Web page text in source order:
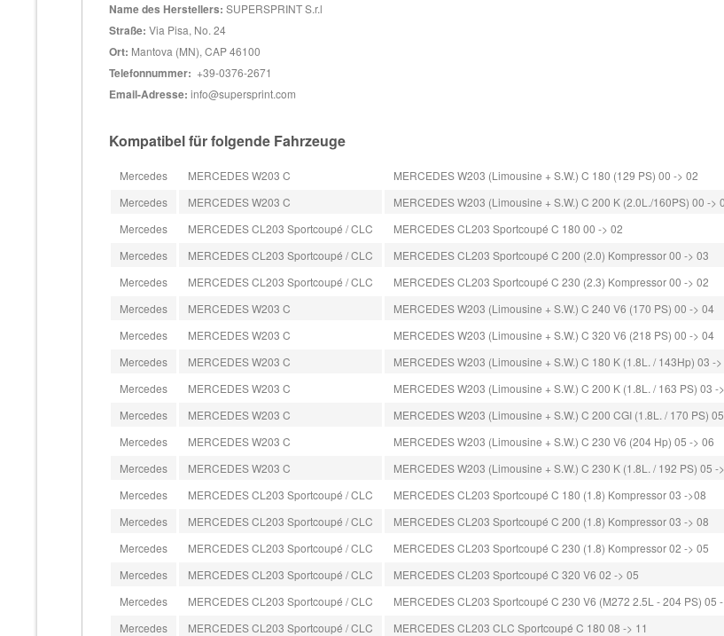
Name des Herstellers: SUPERSPRINT S.r.l
Straße: Via Pisa, No. 24
Ort: Mantova (MN), CAP 46100
Telefonnummer: +39-0376-2671
Email-Adresse: info@supersprint.com
Kompatibel für folgende Fahrzeuge
Mercedes MERCEDES W203 C
MERCEDES W203 (Limousine + S.W.) C 180 (129 PS) 00 -> 02
Mercedes
MERCEDES W203 C
MERCEDES W203 (Limousine + S.W.) C 200 K (2.0L./160PS) 00 ->
Mercedes
MERCEDES CL203 Sportcoupé / CLC
MERCEDES CL203 Sportcoupé C 180 00 -> 02
Mercedes
MERCEDES CL203 Sportcoupé / CLC
MERCEDES CL203 Sportcoupé C 200 (2.0) Kompressor 00 -> 03
Mercedes
MERCEDES CL203 Sportcoupé / CLC
MERCEDES CL203 Sportcoupé C 230 (2.3) Kompressor 00 -> 02
Mercedes
MERCEDES W203 C
MERCEDES W203 (Limousine + S.W.) C 240 V6 (170 PS) 00 -> 04
Mercedes
MERCEDES W203 C
MERCEDES W203 (Limousine + S.W.) C 320 V6 (218 PS) 00 -> 04
Mercedes
MERCEDES W203 C
MERCEDES W203 (Limousine + S.W.) C 180 K (1.8L. / 143Hp) 03 ->
Mercedes
MERCEDES W203 C
MERCEDES W203 (Limousine + S.W.) C 200 K (1.8L. / 163 PS) 03 ->
Mercedes
MERCEDES W203 C
MERCEDES W203 (Limousine + S.W.) C 200 CGI (1.8L. / 170 PS)
Mercedes
MERCEDES W203 C
MERCEDES W203 (Limousine + S.W.) C 230 V6 (204 Hp) 05 -> 06
Mercedes
MERCEDES W203 C
MERCEDES W203 (Limousine + S.W.) C 230 K (1.8L. / 192 PS) 05 -
Mercedes
MERCEDES CL203 Sportcoupé / CLC
MERCEDES CL203 Sportcoupé C 180 (1.8) Kompressor 03 ->08
Mercedes
MERCEDES CL203 Sportcoupé / CLC
MERCEDES CL203 Sportcoupé C 200 (1.8) Kompressor 03 -> 08
Mercedes
MERCEDES CL203 Sportcoupé / CLC
MERCEDES CL203 Sportcoupé C 230 (1.8) Kompressor 02 -> 05
Mercedes
MERCEDES CL203 Sportcoupé / CLC
MERCEDES CL203 Sportcoupé C 320 V6 02 -> 05
Mercedes
MERCEDES CL203 Sportcoupé / CLC
MERCEDES CL203 Sportcoupé C 230 V6 (M272 2.5L - 204 PS) 05
Mercedes
MERCEDES CL203 Sportcoupé / CLC
MERCEDES CL203 CLC Sportcoupé C 180 08 -> 11